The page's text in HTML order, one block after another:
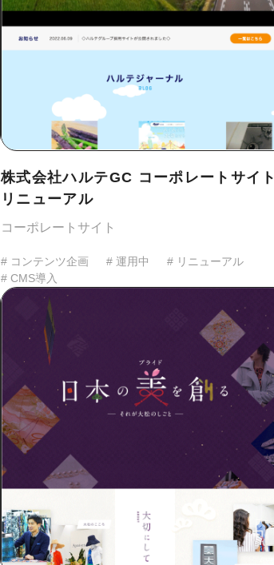
株式会社ハルテGC コーポレートサイト
リニューアル
コーポレートサイト
# コンテンツ企画 # 運用中
# リニューアル
# CMS導入